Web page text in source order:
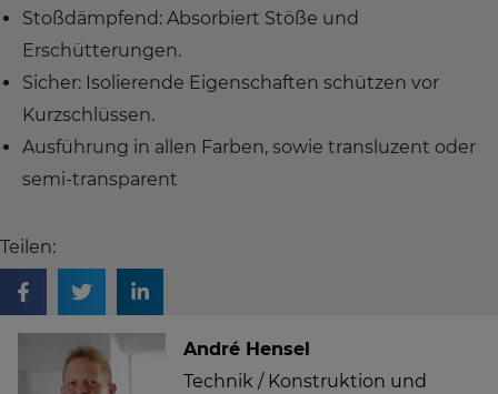
Stoßdämpfend: Absorbiert Stöße und
Erschütterungen.
Sicher: Isolierende Eigenschaften schützen vor
Kurzschlüssen.
Ausführung in allen Farben, sowie transluzent oder
semi-transparent
Teilen:
André Hensel
Technik / Konstruktion und